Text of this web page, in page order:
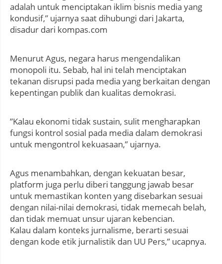
adalah untuk menciptakan iklim bisnis media yang
kondusif,” ujarnya saat dihubungi dari Jakarta,
disadur dari kompas.com
Menurut Agus, negara harus mengendalikan
monopoli itu. Sebab, hal ini telah menciptakan
tekanan disrupsi pada media yang berkaitan dengan
kepentingan publik dan kualitas demokrasi.
”Kalau ekonomi tidak sustain, sulit mengharapkan
fungsi kontrol sosial pada media dalam demokrasi
untuk mengontrol kekuasaan,” ujarnya.
Agus menambahkan, dengan kekuatan besar,
platform juga perlu diberi tanggung jawab besar
untuk memastikan konten yang disebarkan sesuai
dengan nilai-nilai demokrasi, tidak memecah belah,
dan tidak memuat unsur ujaran kebencian.
Kalau dalam konteks jurnalisme, berarti sesuai
dengan kode etik jurnalistik dan UU Pers,” ucapnya.